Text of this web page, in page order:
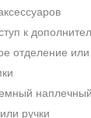
к
отделение
ручки